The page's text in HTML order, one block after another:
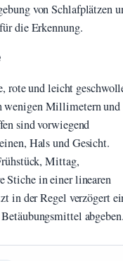
von Schlafplätzen
die Erkennung.
rote und leicht
wenigen Millimetern und
sind vorwiegend
Hals und Gesicht.
Mittag,
Stiche in einer linearen
in der Regel verzögert